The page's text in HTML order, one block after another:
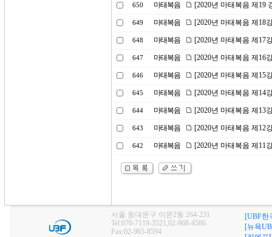
650 마태복음 [2020년 마태복음 제19
649 마태복음 [2020년 마태복음 제18
648 마태복음 [2020년 마태복음 제17
647 마태복음 [2020년 마태복음 제16
646 마태복음 [2020년 마태복음 제15
645 마태복음 [2020년 마태복음 제14
644 마태복음 [2020년 마태복음 제13
643 마태복음 [2020년 마태복음 제12
642 마태복음 [2020년 마태복음 제11
서울 동대문구 이문2동 264-231
Tel:070-7119-3521,02-968-4586
Fax:02-965-8594
[UBF한
[뉴욕